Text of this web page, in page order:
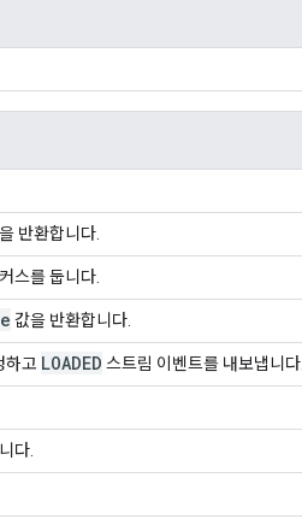
반환합니다.
스를 둡니다.
값을 반환합니다.
하고 LOADED 스트림 이벤트를 내보냅니다.
다.